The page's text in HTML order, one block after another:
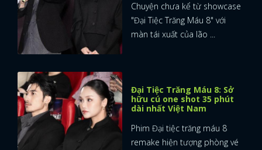
Chuyện chưa kể từ showcase
"Đại Tiệc Trăng Máu 8" với
màn tái xuất của lão ...
Đại Tiệc Trăng Máu 8: Sở
hữu cú one shot 35 phút
dài nhất Việt Nam
Phim Đại tiệc trăng máu 8
remake hiện tượng phòng vé